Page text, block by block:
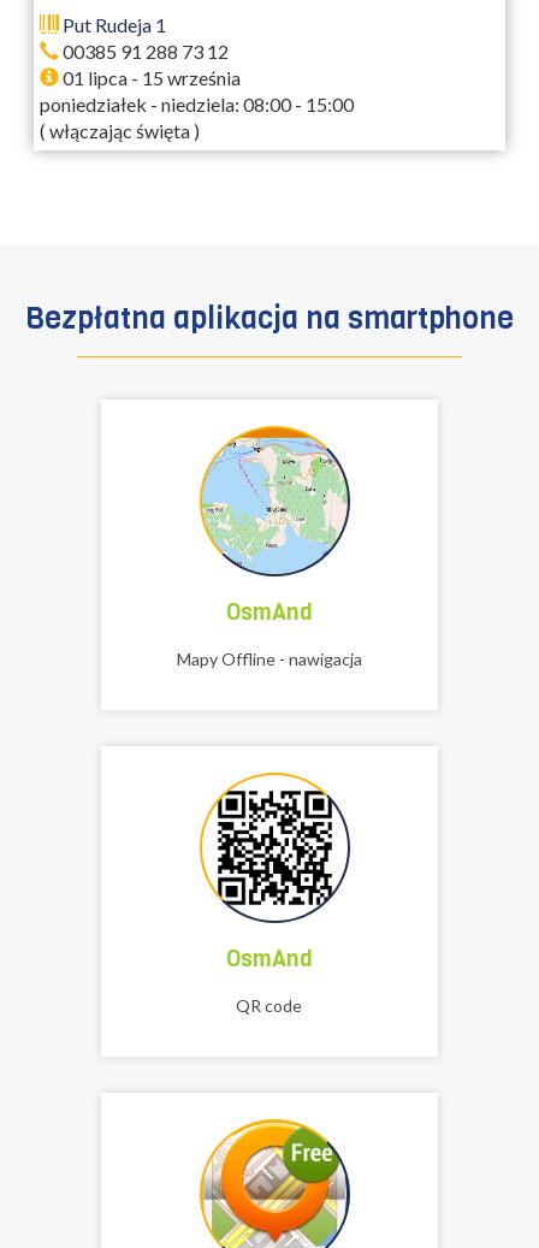
Put Rudeja 1
00385 91 288 73 12
01 lipca - 15 września
poniedziałek - niedziela: 08:00 - 15:00
( włączając święta )
Bezpłatna aplikacja na smartphone
OsmAnd
Mapy Offline - nawigacja
OsmAnd
QR code